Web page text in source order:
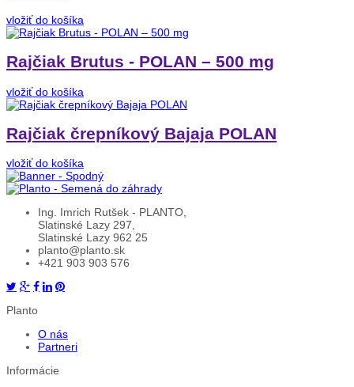
vložiť do košíka
Rajčiak Brutus - POLAN – 500 mg
vložiť do košíka
Rajčiak črepníkový Bajaja POLAN
vložiť do košíka
Ing. Imrich Rutšek - PLANTO,
Slatinské Lazy 297,
Slatinské Lazy 962 25
planto@planto.sk
+421 903 903 576
Planto
O nás
Partneri
Informácie